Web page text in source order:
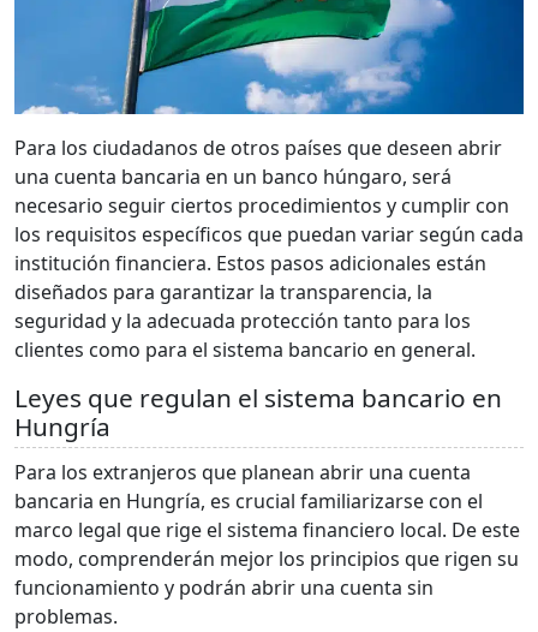
Para los ciudadanos de otros países que deseen abrir
una cuenta bancaria en un banco húngaro, será
necesario seguir ciertos procedimientos y cumplir con
los requisitos específicos que puedan variar según cada
institución financiera. Estos pasos adicionales están
diseñados para garantizar la transparencia, la
seguridad y la adecuada protección tanto para los
clientes como para el sistema bancario en general.
Leyes que regulan el sistema bancario en
Hungría
Para los extranjeros que planean abrir una cuenta
bancaria en Hungría, es crucial familiarizarse con el
marco legal que rige el sistema financiero local. De este
modo, comprenderán mejor los principios que rigen su
funcionamiento y podrán abrir una cuenta sin
problemas.